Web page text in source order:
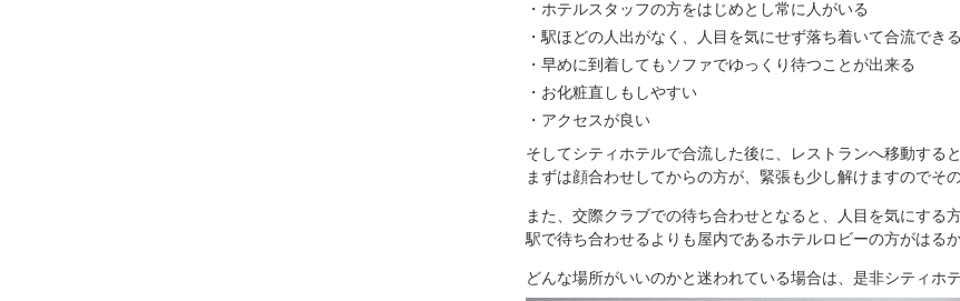
・ホテルスタッフの方をはじめとし常に人がいる
・駅ほどの人出がなく、人目を気にせず落ち着いて合流できる
・早めに到着してもソファでゆっくり待つことが出来る
・お化粧直しもしやすい
・アクセスが良い
そしてシティホテルで合流した後に、レストランへ移動する
まずは顔合わせしてからの方が、緊張も少し解けますのでそ
また、交際クラブでの待ち合わせとなると、人目を気にする
駅で待ち合わせるよりも屋内であるホテルロビーの方がはる
どんな場所がいいのかと迷われている場合は、是非シティホ